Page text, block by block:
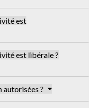
est
est libérale ?
autorisées ?